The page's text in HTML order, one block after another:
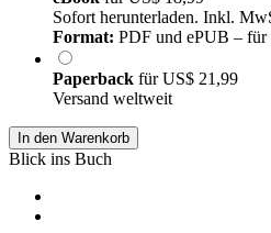
Sofort herunterladen. Inkl.
Format: PDF und ePUB – für
Paperback fürUS$ 21,99
Versand weltweit
In den Warenkorb
Blick ins Buch